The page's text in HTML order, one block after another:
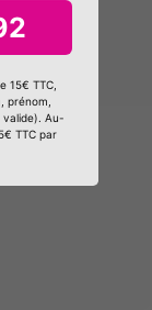
15€ TTC,
prénom,
Au-
TTC par